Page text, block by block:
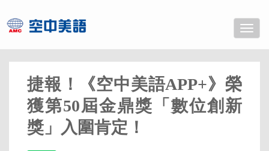
Toggle
捷報！《空中美語APP+》榮
獲第50屆金鼎獎「數位創新
獎」入圍肯定！